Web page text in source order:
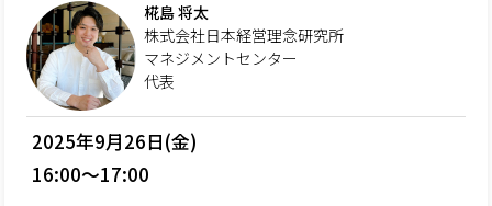
椛島 将太
株式会社日本経営理念研究所
マネジメントセンター
代表
2025年9月26日(金)
16:00～17:00